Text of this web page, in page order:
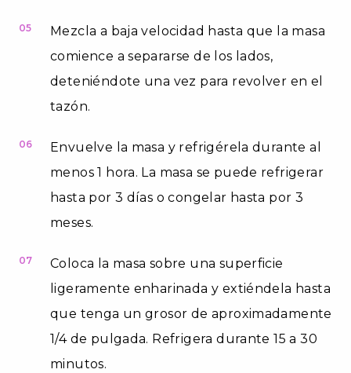
05
Mezcla a baja velocidad hasta que la masa
comience a separarse de los lados,
deteniéndote una vez para revolver en el
tazón.
06
Envuelve la masa y refrigérela durante al
menos 1 hora. La masa se puede refrigerar
hasta por 3 días o congelar hasta por 3
meses.
07
Coloca la masa sobre una superficie
ligeramente enharinada y extiéndela hasta
que tenga un grosor de aproximadamente
1/4 de pulgada. Refrigera durante 15 a 30
minutos.